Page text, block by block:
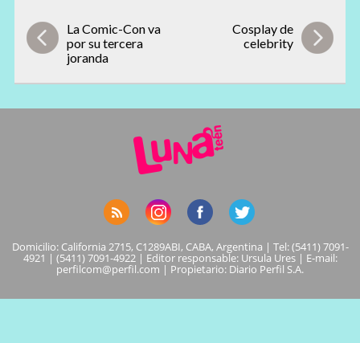
La Comic-Con va
por su tercera
joranda
Cosplay de
celebrity
Domicilio: California 2715, C1289ABI, CABA, Argentina | Tel: (5411) 7091-
4921 | (5411) 7091-4922 | Editor responsable: Ursula Ures | E-mail:
perfilcom@perfil.com | Propietario: Diario Perfil S.A.